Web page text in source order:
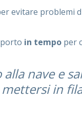
evitare problemi
in tempoper
nave e
in